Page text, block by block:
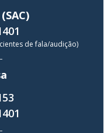
(SAC)
de fala/audição)